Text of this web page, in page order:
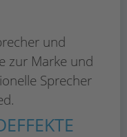
und
zur Marke und
Sprecher